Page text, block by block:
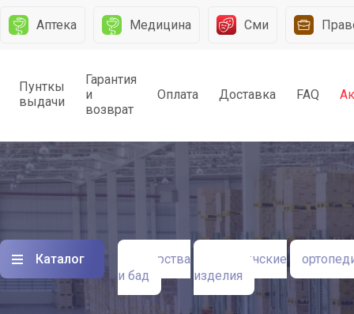
Аптека Медицина Сми
Пунткы
выдачи
Гарантия
и
возврат
Оплата Доставка FAQ
Каталог
лекарства
и бад
медицинские
изделия